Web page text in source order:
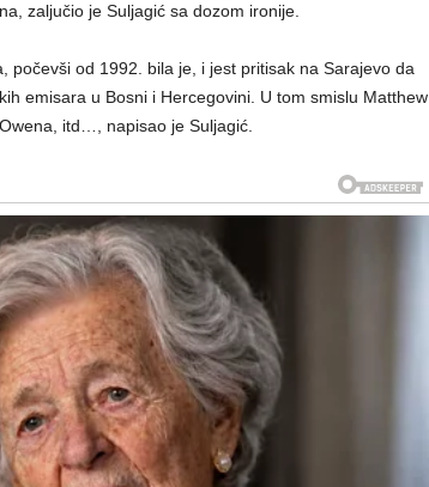
zaljučio je Suljagić sa dozom ironije.
počevši od 1992. bila je, i jest pritisak na Sarajevo da
emisara u Bosni i Hercegovini. U tom smislu Matthew
itd…, napisao je Suljagić.